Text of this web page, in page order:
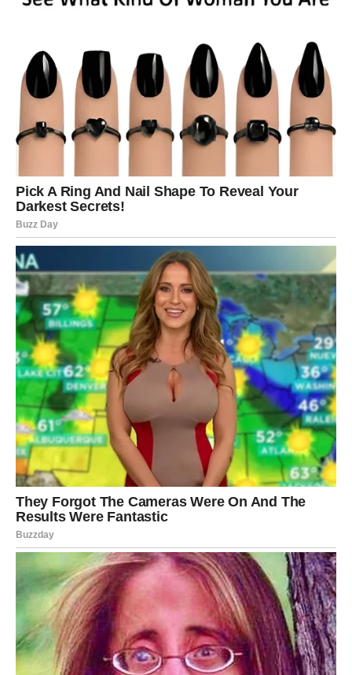
Može doći i do neočekivanih priznanja – i vaših i tuđih.
Slobodne Device mogu shvatiti da su emocije prema
nekome mnogo jače nego što su mislile.
Danas učite da je ranjivost zapravo snaga.
Vaga
Vage danas stoje pred važnim emotivnim izborom. Vi
težite balansu, ali danas balans ne postoji – postoji samo
istina.
U vezi dolazi do trenutka kada morate odlučiti – ostajete
ili odlazite.
Partner može zahtevati jasnoću, a vi više ne možete
odlagati odgovor.
Slobodne Vage mogu se naći između dve osobe ili dve
opcije – ali srce će jasno pokazati pravac.
Ovo je dan kada prestajete da ugađate drugima i birate
sebe.
Škorpija
Škorpije danas doživljavaju emotivni vrhunac. Vaša strast,
dubina i intenzitet sada dolaze do izražaja.